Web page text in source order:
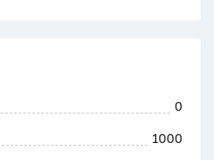
0
1000